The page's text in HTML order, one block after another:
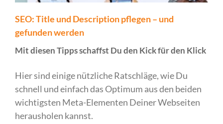
SEO: Title und Description pflegen – und
gefunden werden
Mit diesen Tipps schaffst Du den Kick für den Klick
Hier sind einige nützliche Ratschläge, wie Du
schnell und einfach das Optimum aus den beiden
wichtigsten Meta-Elementen Deiner Webseiten
herausholen kannst.